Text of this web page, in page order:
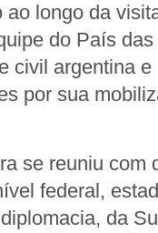
longo da
do País
civil argentina e
por sua
se reuniu com
federal,
da